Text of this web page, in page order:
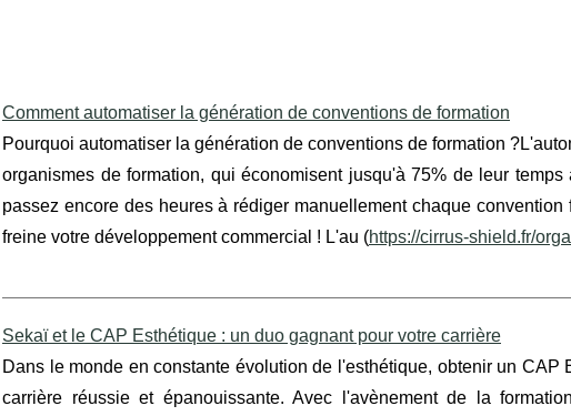
Comment automatiser la génération de conventions de formation
Pourquoi automatiser la génération de conventions de formation
organismes de formation, qui économisent jusqu'à 75% de leur
passez encore des heures à rédiger manuellement chaque
freine votre développement commercial ! L'au (https://cirrus-shield.fr/
Sekaï et le CAP Esthétique : un duo gagnant pour votre carrière
Dans le monde en constante évolution de l'esthétique, obtenir un
carrière réussie et épanouissante. Avec l'avènement de la